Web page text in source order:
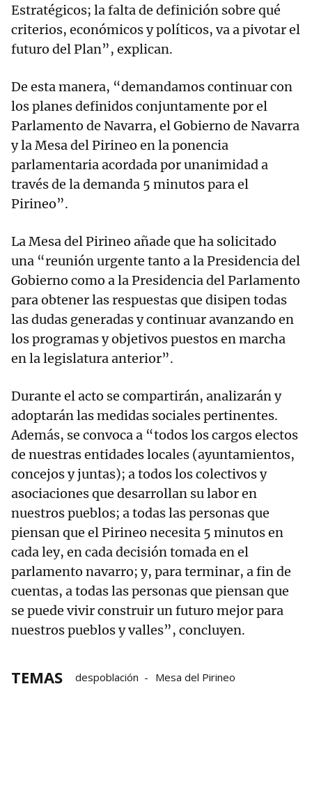
Estratégicos; la falta de definición sobre qué
criterios, económicos y políticos, va a pivotar el
futuro del Plan”, explican.
De esta manera, “demandamos continuar con
los planes definidos conjuntamente por el
Parlamento de Navarra, el Gobierno de Navarra
y la Mesa del Pirineo en la ponencia
parlamentaria acordada por unanimidad a
través de la demanda 5 minutos para el
Pirineo”.
La Mesa del Pirineo añade que ha solicitado
una “reunión urgente tanto a la Presidencia del
Gobierno como a la Presidencia del Parlamento
para obtener las respuestas que disipen todas
las dudas generadas y continuar avanzando en
los programas y objetivos puestos en marcha
en la legislatura anterior”.
Durante el acto se compartirán, analizarán y
adoptarán las medidas sociales pertinentes.
Además, se convoca a “todos los cargos electos
de nuestras entidades locales (ayuntamientos,
concejos y juntas); a todos los colectivos y
asociaciones que desarrollan su labor en
nuestros pueblos; a todas las personas que
piensan que el Pirineo necesita 5 minutos en
cada ley, en cada decisión tomada en el
parlamento navarro; y, para terminar, a fin de
cuentas, a todas las personas que piensan que
se puede vivir construir un futuro mejor para
nuestros pueblos y valles”, concluyen.
TEMAS despoblación Mesa del Pirineo